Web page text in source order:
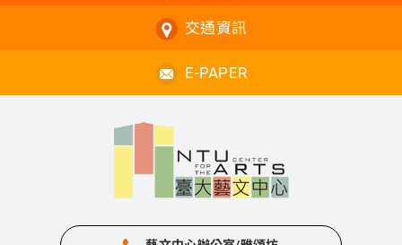
交通資訊
E-PAPER